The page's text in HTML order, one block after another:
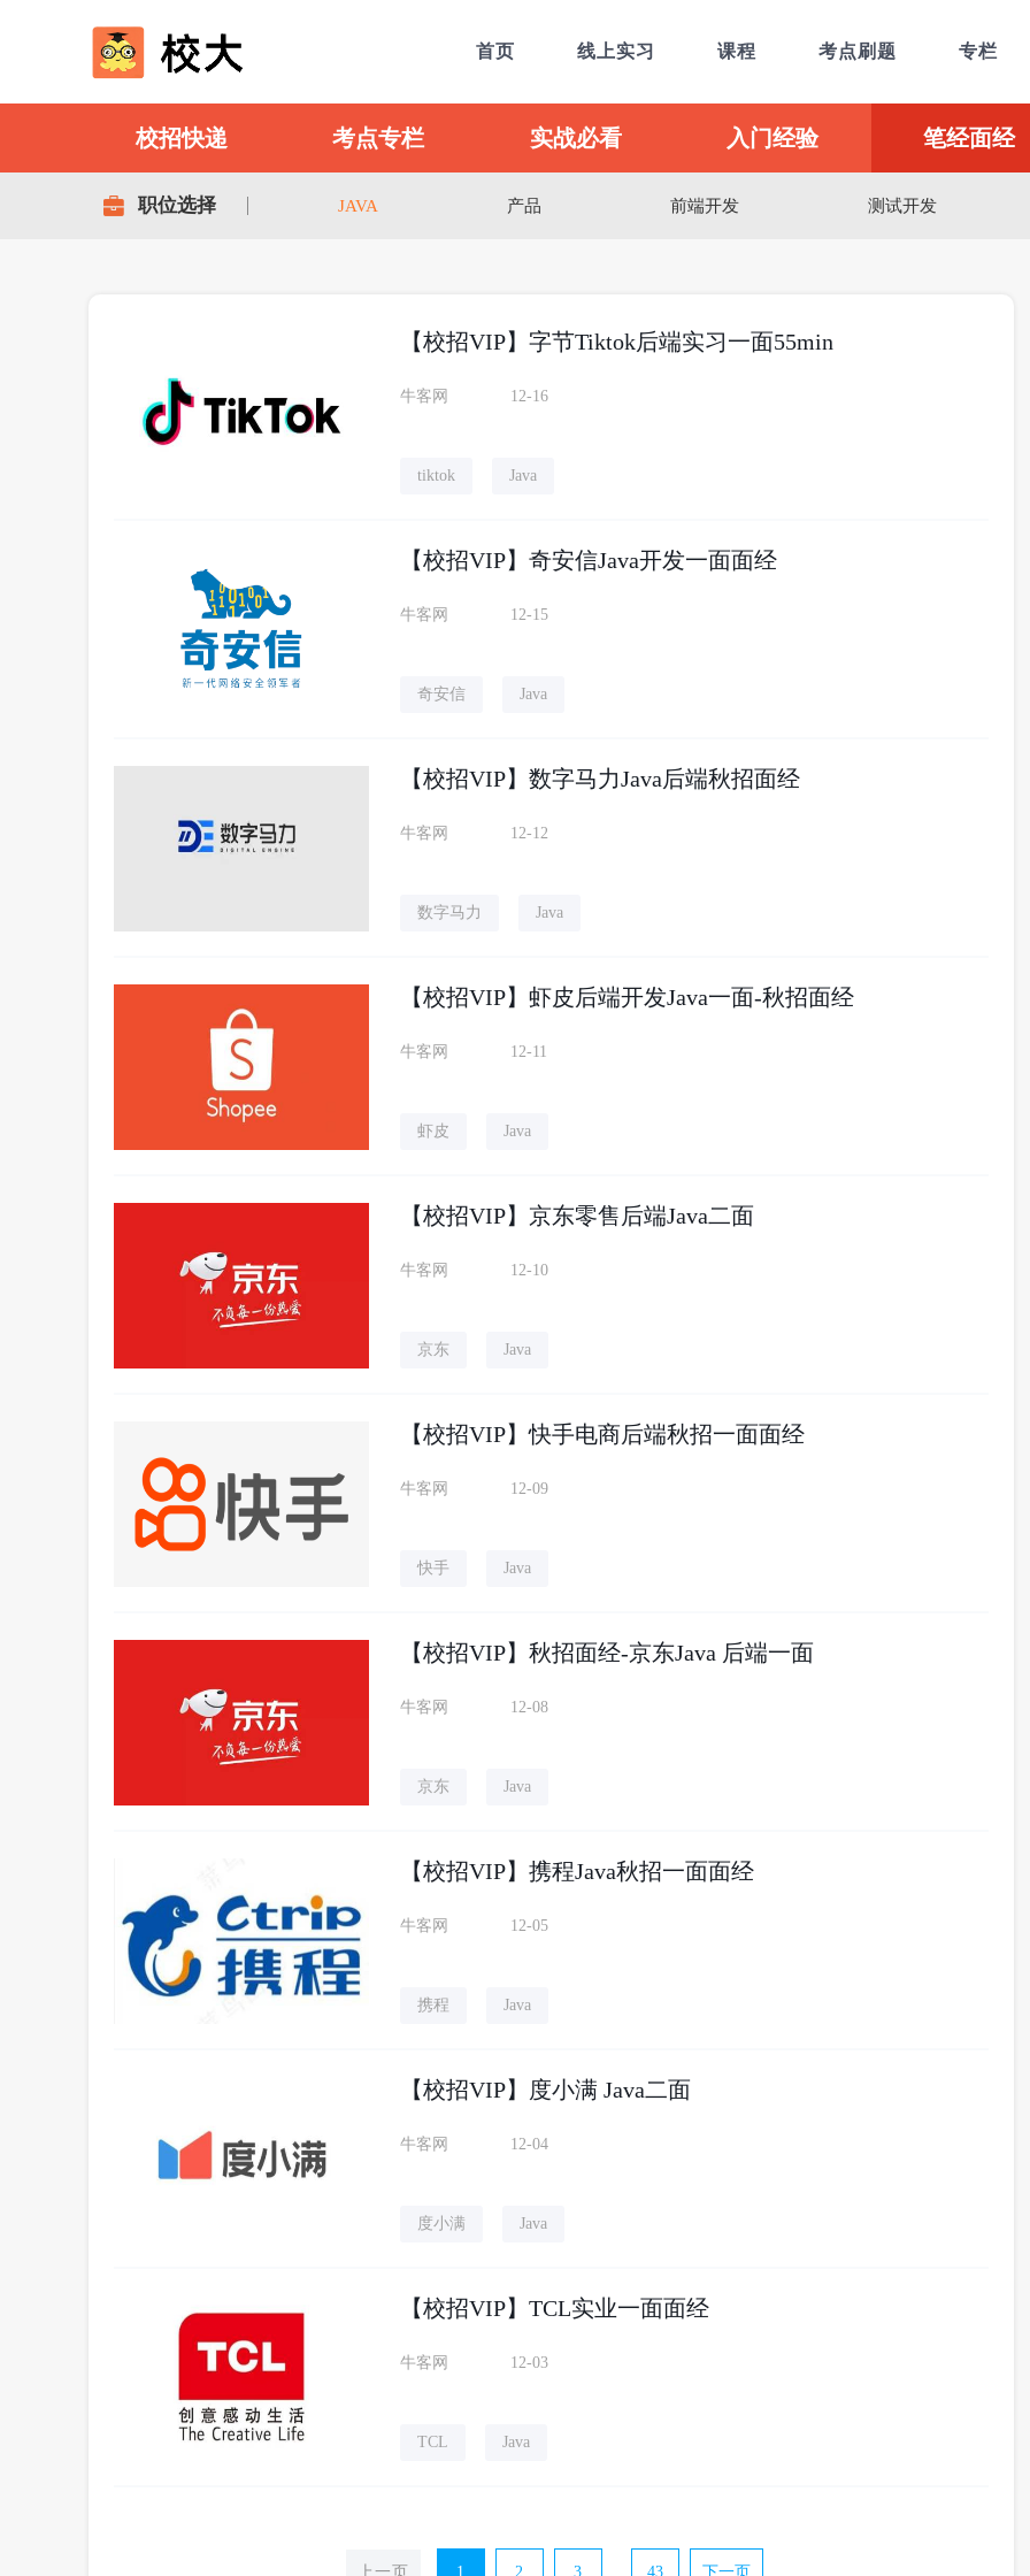
首页 线上实习 课程 考点刷题 专栏
校招快递 考点专栏 实战必看 入门经验 笔经面经
职位选择 JAVA 产品 前端开发 测试开发
【校招VIP】字节Tiktok后端实习一面55min
牛客网 12-16
tiktok Java
【校招VIP】奇安信Java开发一面面经
牛客网 12-15
奇安信 Java
【校招VIP】数字马力Java后端秋招面经
牛客网 12-12
数字马力 Java
【校招VIP】虾皮后端开发Java一面-秋招面经
牛客网 12-11
虾皮 Java
【校招VIP】京东零售后端Java二面
牛客网 12-10
京东 Java
【校招VIP】快手电商后端秋招一面面经
牛客网 12-09
快手 Java
【校招VIP】秋招面经-京东Java 后端一面
牛客网 12-08
京东 Java
【校招VIP】携程Java秋招一面面经
牛客网 12-05
携程 Java
【校招VIP】度小满 Java二面
牛客网 12-04
度小满 Java
【校招VIP】TCL实业一面面经
牛客网 12-03
TCL Java
上一页 1 2 3 43 下一页